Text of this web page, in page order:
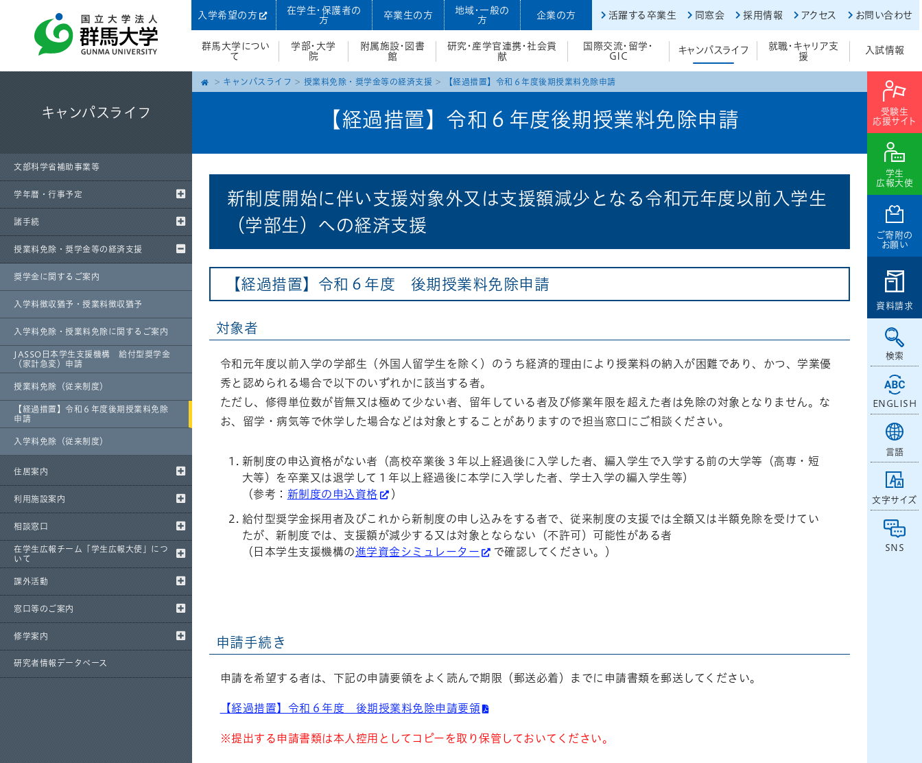
入学希望の方
在学生・保護者の
方
卒業生の方
地域・一般の
方
企業の方 活躍する卒業生 同窓会 採用情報 アクセス お問い合わせ
群馬大学につい
て
学部・大学
院
附属施設・図書
館
研究・産学官連携・社会貢
献
国際交流・留学・
GIC
キャンパスライフ
就職・キャリア支
援
入試情報
受験生
応援サイト
学生
広報大使
ご寄附の
お願い
資料請求
検索
ENGLISH
言語
文字サイズ
SNS
キャンパスライフ
文部科学省補助事業等
学年暦・行事予定
諸手続
授業料免除・奨学金等の経済支援
奨学金に関するご案内
入学料徴収猶予・授業料徴収猶予
入学料免除・授業料免除に関するご案内
JASSO日本学生支援機構 給付型奨学金
（家計急変）申請
授業料免除（従来制度）
【経過措置】令和６年度後期授業料免除
申請
入学料免除（従来制度）
住居案内
利用施設案内
相談窓口
在学生広報チーム「学生広報大使」につ
いて
課外活動
窓口等のご案内
修学案内
研究者情報データベース
キャンパスライフ 授業料免除・奨学金等の経済支援 【経過措置】令和６年度後期授業料免除申請
【経過措置】令和６年度後期授業料免除申請
新制度開始に伴い支援対象外又は支援額減少となる令和元年度以前入学生
（学部生）への経済支援
【経過措置】令和６年度 後期授業料免除申請
対象者
令和元年度以前入学の学部生（外国人留学生を除く）のうち経済的理由により授業料の納入が困難であり、かつ、学業優
秀と認められる場合で以下のいずれかに該当する者。
ただし、修得単位数が皆無又は極めて少ない者、留年している者及び修業年限を超えた者は免除の対象となりません。な
お、留学・病気等で休学した場合などは対象とすることがありますので担当窓口にご相談ください。
新制度の申込資格がない者（高校卒業後３年以上経過後に入学した者、編入学生で入学する前の大学等（高専・短
大等）を卒業又は退学して１年以上経過後に本学に入学した者、学士入学の編入学生等）
（参考： 新制度の申込資格 ）
給付型奨学金採用者及びこれから新制度の申し込みをする者で、従来制度の支援では全額又は半額免除を受けてい
たが、新制度では、支援額が減少する又は対象とならない（不許可）可能性がある者
（日本学生支援機構の進学資金シミュレーター で確認してください。）
申請手続き
申請を希望する者は、下記の申請要領をよく読んで期限（郵送必着）までに申請書類を郵送してください。
【経過措置】令和６年度 後期授業料免除申請要領
※提出する申請書類は本人控用としてコピーを取り保管しておいてください。